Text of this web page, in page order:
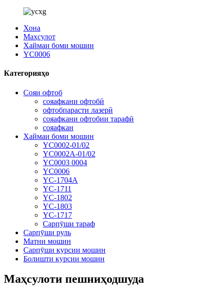
Хона
Маҳсулот
Хаймаи боми мошин
YC0006
Категорияҳо
Сояи офтоб
сояафкани офтобӣ
офтобпарасти лазерӣ
сояафкани офтобии тарафӣ
сояафкан
Хаймаи боми мошин
YC0002-01/02
YC0002A-01/02
YC0003 0004
YC0006
YC-1704A
YC-1711
YC-1802
YC-1803
YC-1717
Сарпӯши тараф
Сарпӯши руль
Матни мошин
Сарпӯши курсии мошин
Болишти курсии мошин
Маҳсулоти пешниҳодшуда